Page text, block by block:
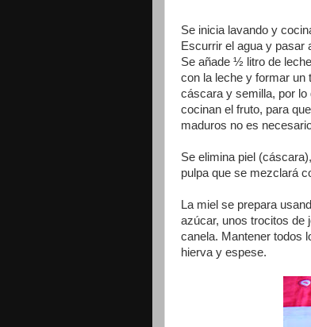
Se inicia lavando y
Escurrir el agua y pasar
Se añade ½ litro de
con la leche y formar un
cáscara y semilla, por lo
cocinan el fruto, para
maduros no es
Se elimina piel
pulpa que se mezclará
La miel se prepara
azúcar, unos trocitos de
canela. Mantener todos
hierva y espese.